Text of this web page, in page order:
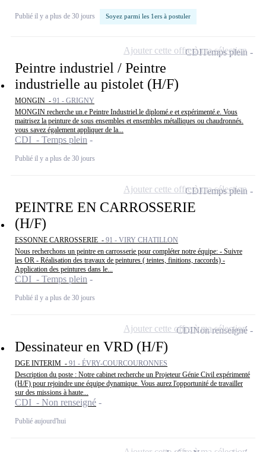
Publié il y a plus de 30 jours Soyez parmi les 1ers à postuler
Peintre industriel / Peintre
industrielle au pistolet (H/F)
MONGIN - 91 - GRIGNY
MONGIN recherche un.e Peintre Industriel.le diplomé.e et expérimenté.e. Vous
maitrisez la peinture de sous ensembles et ensembles métalliques ou chaudronnés.
vous savez également appliquer de la...
CDI - Temps plein
Publié il y a plus de 30 jours
CDITemps plein
Ajouter cette offre à ma sélection
PEINTRE EN CARROSSERIE
(H/F)
ESSONNE CARROSSERIE - 91 - VIRY CHATILLON
Nous recherchons un peintre en carrosserie pour compléter notre équipe: - Suivre
les OR - Réalisation des travaux de peintures ( teintes, finitions, raccords) -
Application des peintures dans le...
CDI - Temps plein
Publié il y a plus de 30 jours
CDITemps plein
Ajouter cette offre à ma sélection
Dessinateur en VRD (H/F)
DGE INTERIM - 91 - ÉVRY-COURCOURONNES
Description du poste : Notre cabinet recherche un Projeteur Génie Civil expérimenté
(H/F) pour rejoindre une équipe dynamique. Vous aurez l'opportunité de travailler
sur des missions à haute...
CDI - Non renseigné
Publié aujourd'hui
CDINon renseigné
Ajouter cette offre à ma sélection